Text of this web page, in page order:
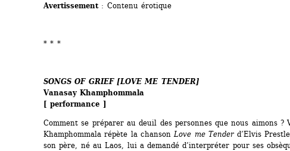
Avertissement: Contenu érotique
* * *
SONGS OF GRIEF [LOVE ME TENDER]
Vanasay Khamphommala
[ performance ]
Comment se préparer au deuil des personnes que nous aimons ?
Khamphommala répète la chanson Love me Tenderd’Elvis
son père, né au Laos, lui a demandé d’interpréter pour ses